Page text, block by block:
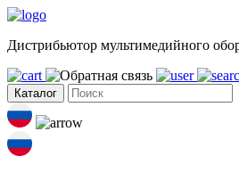
Дистрибьютор мультимедийного
Каталог